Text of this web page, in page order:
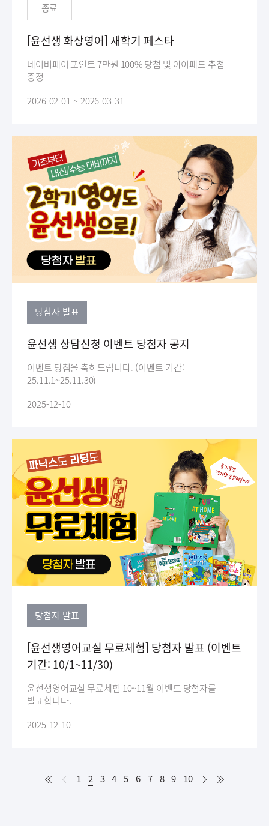
종료
[윤선생 화상영어] 새학기 페스타
네이버페이 포인트 7만원 100% 당첨 및 아이패드 추첨
증정
2026-02-01 ~ 2026-03-31
당첨자 발표
윤선생 상담신청 이벤트 당첨자 공지
이벤트 당첨을 축하드립니다. (이벤트 기간:
25.11.1~25.11.30)
2025-12-10
당첨자 발표
[윤선생영어교실 무료체험] 당첨자 발표 (이벤트
기간: 10/1~11/30)
윤선생영어교실 무료체험 10~11월 이벤트 당첨자를
발표합니다.
2025-12-10
1 2현
재
3 4 5 6 7 8 9 10